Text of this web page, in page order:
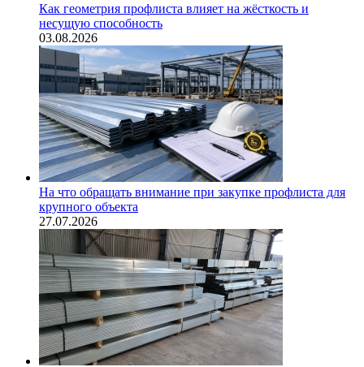
Как геометрия профлиста влияет на жёсткость и
несущую способность
03.08.2026
На что обращать внимание при закупке профлиста для
крупного объекта
27.07.2026